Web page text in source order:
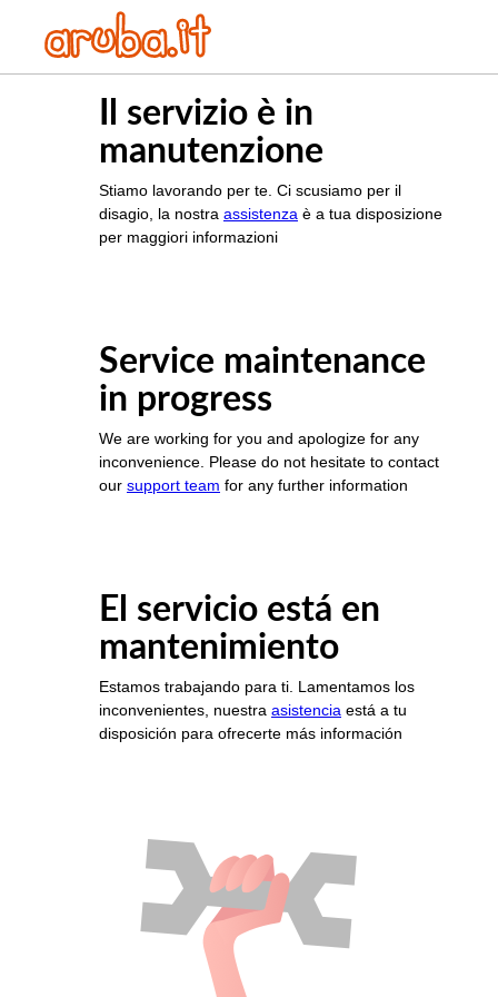
Il servizio è in
manutenzione
Stiamo lavorando per te. Ci scusiamo per il
disagio, la nostra assistenza è a tua disposizione
per maggiori informazioni
Service maintenance
in progress
We are working for you and apologize for any
inconvenience. Please do not hesitate to contact
our support team for any further information
El servicio está en
mantenimiento
Estamos trabajando para ti. Lamentamos los
inconvenientes, nuestra asistencia está a tu
disposición para ofrecerte más información